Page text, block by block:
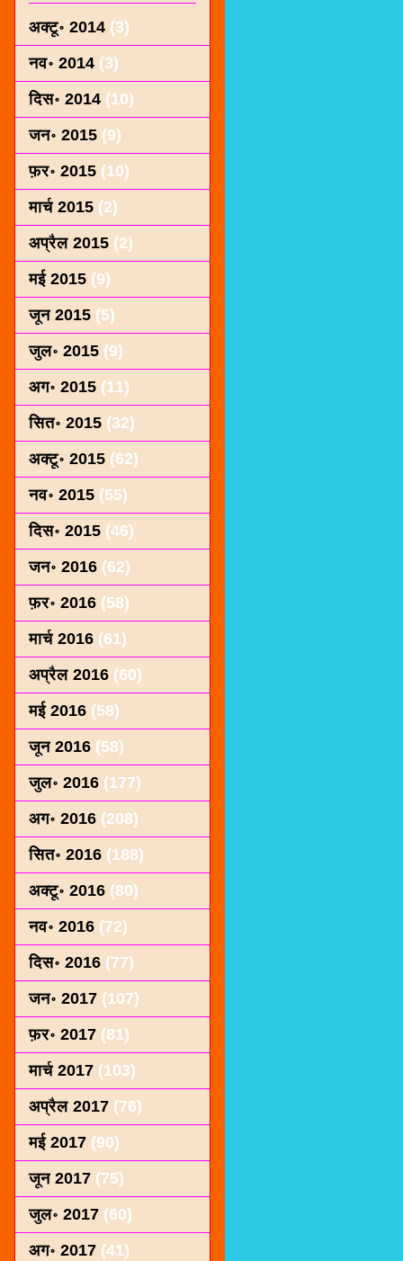
अक्टू॰ 2014 (3)
नव॰ 2014 (3)
दिस॰ 2014 (10)
जन॰ 2015 (9)
फ़र॰ 2015 (10)
मार्च 2015 (2)
अप्रैल 2015 (2)
मई 2015 (9)
जून 2015 (5)
जुल॰ 2015 (9)
अग॰ 2015 (11)
सित॰ 2015 (32)
अक्टू॰ 2015 (62)
नव॰ 2015 (55)
दिस॰ 2015 (46)
जन॰ 2016 (62)
फ़र॰ 2016 (58)
मार्च 2016 (61)
अप्रैल 2016 (60)
मई 2016 (58)
जून 2016 (58)
जुल॰ 2016 (177)
अग॰ 2016 (208)
सित॰ 2016 (188)
अक्टू॰ 2016 (80)
नव॰ 2016 (72)
दिस॰ 2016 (77)
जन॰ 2017 (107)
फ़र॰ 2017 (81)
मार्च 2017 (103)
अप्रैल 2017 (76)
मई 2017 (90)
जून 2017 (75)
जुल॰ 2017 (60)
अग॰ 2017 (41)